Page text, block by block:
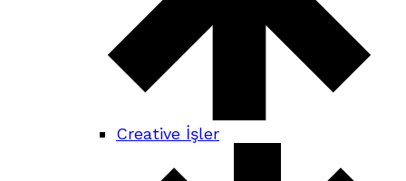
Creative İşler